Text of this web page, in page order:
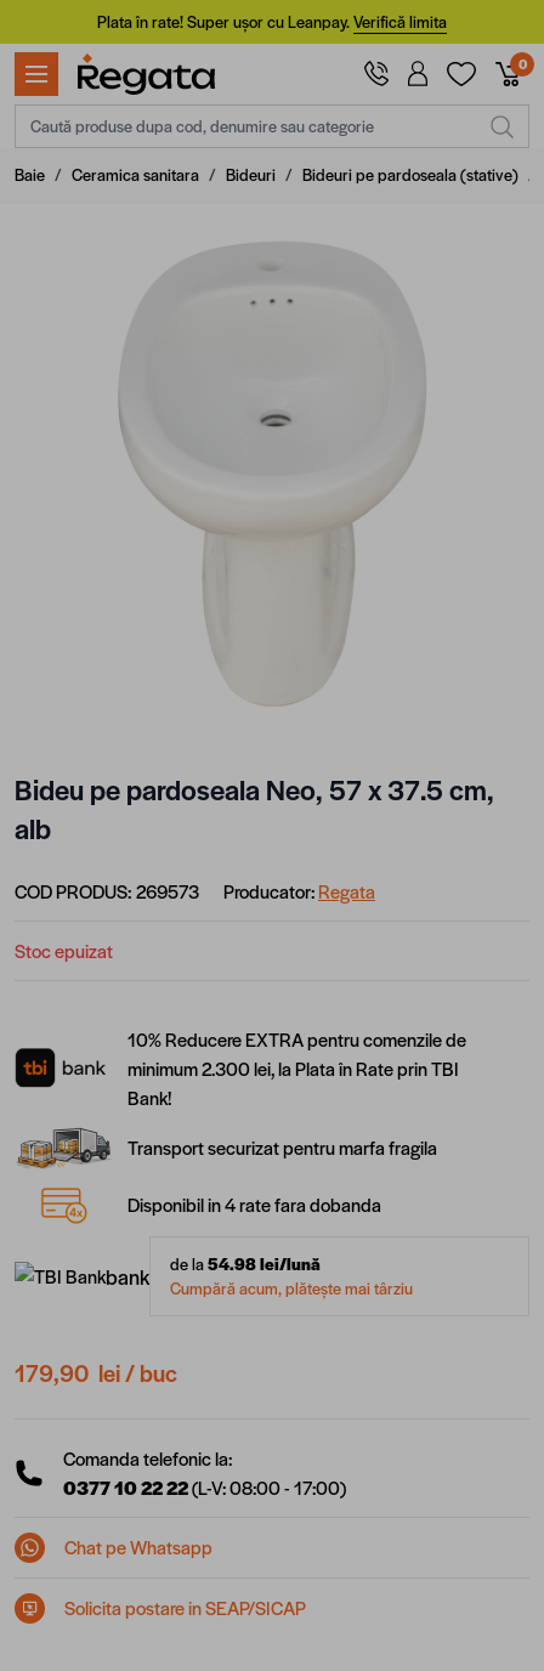
Mergi la ConținutPlata în rate! Super ușor cu Leanpay.Verifică limita
0
Caută produse dupa cod, denumire sau categorie
Baie / Ceramica sanitara / Bideuri / Bideuri pe pardoseala (stative) /
Bideu pe pardoseala Neo, 57 x 37.5 cm,
alb
COD PRODUS:269573 Producator:Regata
Stoc epuizat
10% Reducere EXTRA pentru comenzile de
minimum 2.300 lei, la Plata în Rate prin TBI
Bank!
Transport securizat pentru marfa fragila
Disponibil in 4 rate fara dobanda
bank de la54.98lei/lună
Cumpără acum, plătește mai târziu
179,90 lei/ buc
Comanda telefonic la:
0377 10 22 22(L-V: 08:00 - 17:00)
Chat pe Whatsapp
Solicita postare in SEAP/SICAP